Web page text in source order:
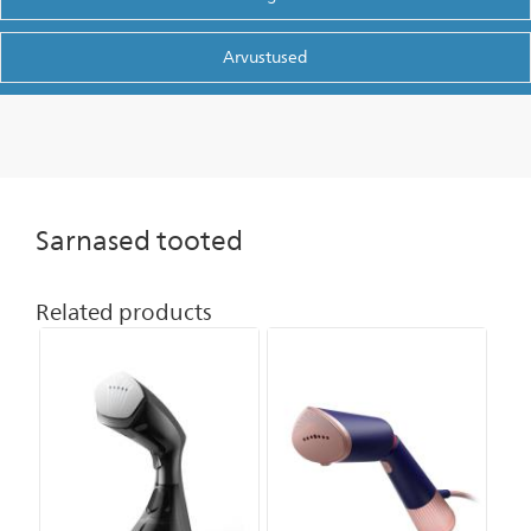
Arvustused
Sarnased tooted
Related products